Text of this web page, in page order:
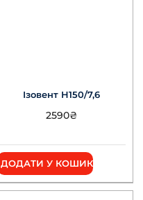
Ізовент Н150/7,6
2590₴
ДОДАТИ У КОШИК